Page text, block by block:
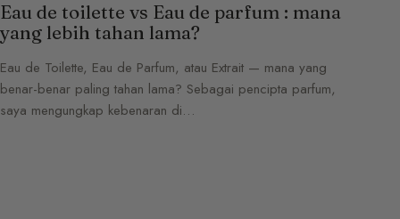
Eau de toilette vs Eau de parfum : mana
yang lebih tahan lama?
Eau de Toilette, Eau de Parfum, atau Extrait — mana yang
benar-benar paling tahan lama? Sebagai pencipta parfum,
saya mengungkap kebenaran di…